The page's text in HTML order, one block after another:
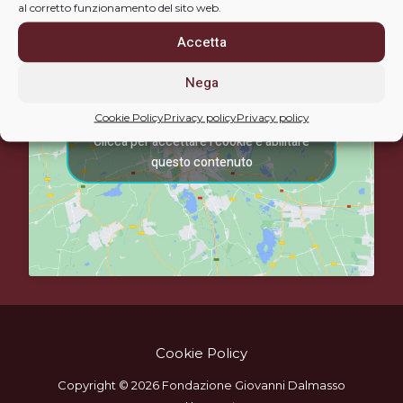
al corretto funzionamento del sito web.
Accetta
Nega
Cookie PolicyPrivacy policyPrivacy policy
Clicca per accettare i cookie e abilitare
questo contenuto
Cookie Policy
Copyright © 2026 Fondazione Giovanni Dalmasso